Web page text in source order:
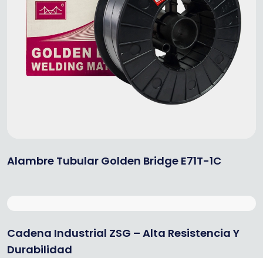
Alambre Tubular Golden Bridge E71T-1C
Cadena Industrial ZSG – Alta Resistencia Y
Durabilidad